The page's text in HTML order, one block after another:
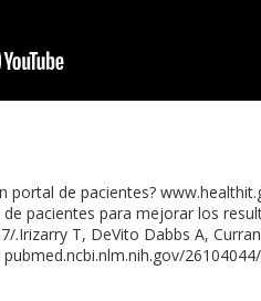
portal de pacientes?
pacientes para mejorar los
.Irizarry T, DeVito Dabbs A,